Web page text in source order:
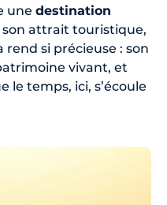
une destination
son attrait touristique,
rend si précieuse : son
vivant, et
le temps, ici, s’écoule